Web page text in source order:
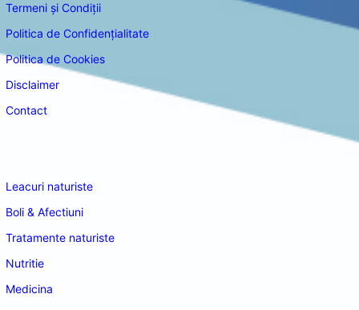
Termeni și Condiții
Politica de Confidențialitate
Politica de Cookies
Disclaimer
Contact
Leacuri naturiste
Boli & Afectiuni
Tratamente naturiste
Nutritie
Medicina